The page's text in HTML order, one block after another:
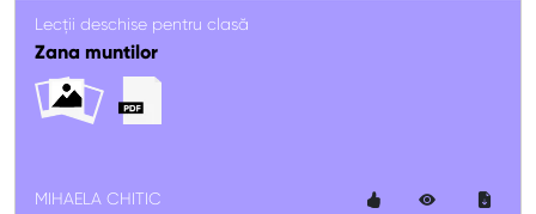
Lecții deschise pentru clasă
Zana muntilor
MIHAELA CHITIC